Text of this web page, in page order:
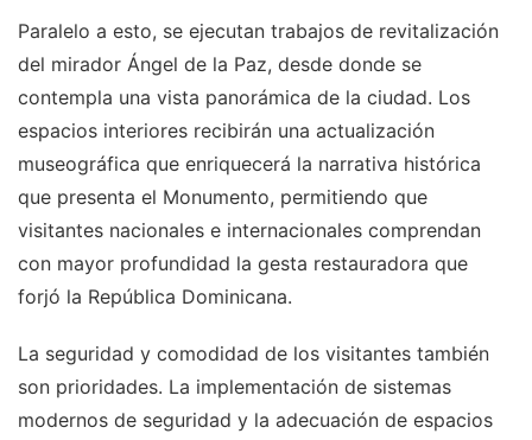
Paralelo a esto, se ejecutan trabajos de revitalización
del mirador Ángel de la Paz, desde donde se
contempla una vista panorámica de la ciudad. Los
espacios interiores recibirán una actualización
museográfica que enriquecerá la narrativa histórica
que presenta el Monumento, permitiendo que
visitantes nacionales e internacionales comprendan
con mayor profundidad la gesta restauradora que
forjó la República Dominicana.
La seguridad y comodidad de los visitantes también
son prioridades. La implementación de sistemas
modernos de seguridad y la adecuación de espacios